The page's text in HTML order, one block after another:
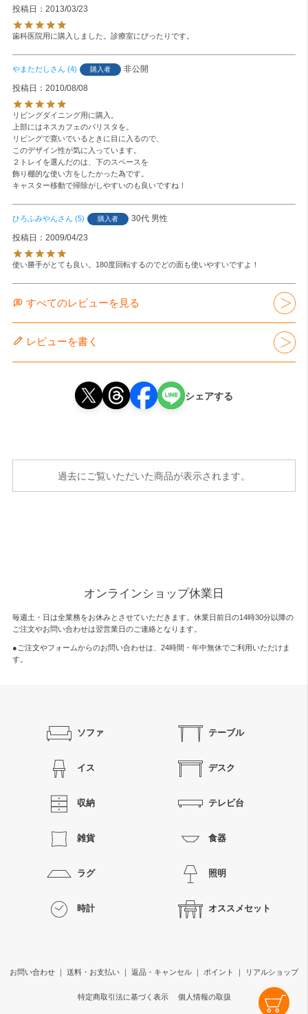
投稿日
2013/03/23
歯科医院用に購入しました。診療室にぴったりです。
やまただし 4 購入者
非公開
投稿日
2010/08/08
リビングダイニング用に購入。
上部にはネスカフェのバリスタを。
リビングで寛いでいるときに目に入るので、
このデザイン性が気に入っています。
２トレイを選んだのは、下のスペースを
飾り棚的な使い方をしたかった為です。
キャスター移動で掃除がしやすいのも良いですね！
ひろふみやん 5 購入者 30代 男性
投稿日
2009/04/23
使い勝手がとても良い。180度回転するのでどの面も使いやすいですよ！
すべてのレビューを見る
レビューを書く
シェアする
過去にご覧いただいた商品が表示されます。
オンラインショップ休業日
毎週土・日は全業務をお休みとさせていただきます。休業日前日の14時30分以降の
ご注文やお問い合わせは翌営業日のご連絡となります。
●ご注文やフォームからのお問い合わせは、 24時間・年中無休でご利用いただけま
す。
ソファ テーブル
イス デスク
収納 テレビ台
雑貨 食器
ラグ 照明
時計 オススメセット
お問い合わせ ｜ 送料・お支払い ｜ 返品・キャンセル ｜ ポイント ｜ リアルショップ
特定商取引法に基づく表示 個人情報の取扱